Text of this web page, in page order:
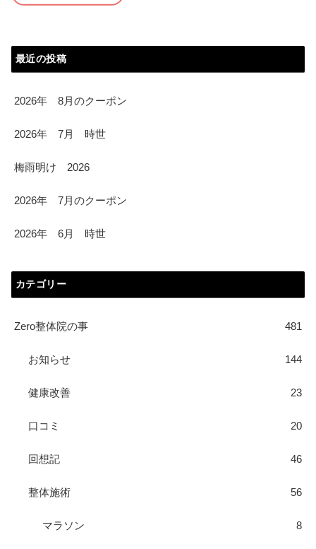
最近の投稿
2026年 8月のクーポン
2026年 7月 時世
梅雨明け 2026
2026年 7月のクーポン
2026年 6月 時世
カテゴリー
Zero整体院の事 481
お知らせ 144
健康改善 23
口コミ 20
回想記 46
整体施術 56
マラソン 8